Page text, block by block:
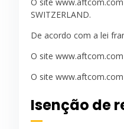
SWITZERLAND.
De acordo com a lei
O site
O site
Isenção de